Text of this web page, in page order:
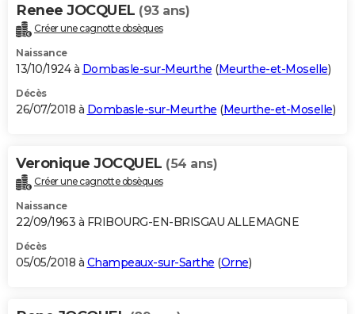
Renee JOCQUEL (93 ans)
Créer une cagnotte obsèques
Naissance
13/10/1924 à Dombasle-sur-Meurthe (Meurthe-et-Moselle)
Décès
26/07/2018 à Dombasle-sur-Meurthe (Meurthe-et-Moselle)
Veronique JOCQUEL (54 ans)
Créer une cagnotte obsèques
Naissance
22/09/1963 à FRIBOURG-EN-BRISGAU ALLEMAGNE
Décès
05/05/2018 à Champeaux-sur-Sarthe (Orne)